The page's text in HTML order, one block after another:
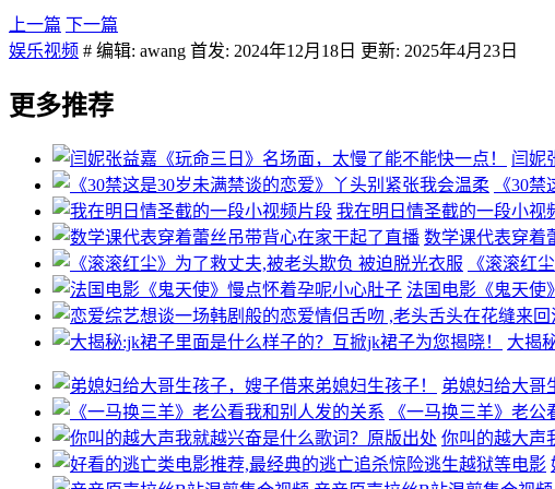
上一篇 下一篇
娱乐视频 # 编辑: awang 首发: 2024年12月18日 更新: 2025年4月23日
更多推荐
闫妮
《30
我在明日情圣截的一段小视
数学课代表穿着
《滚滚红
法国电影《鬼天使
大揭
弟媳妇给大哥
《一马换三羊》老
你叫的越大声